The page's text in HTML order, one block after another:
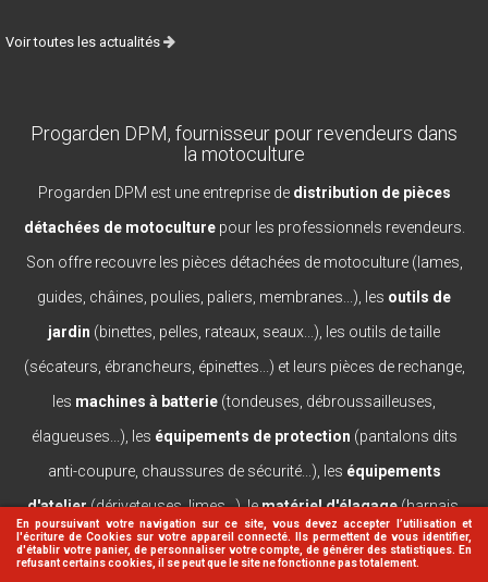
En poursuivant votre navigation sur ce site, vous devez accepter l’utilisation et
l'écriture de Cookies sur votre appareil connecté. Ils permettent de vous identifier,
d'établir votre panier, de personnaliser votre compte, de générer des statistiques. En
refusant certains cookies, il se peut que le site ne fonctionne pas totalement.
Voir toutes les actualités
Progarden DPM, fournisseur pour revendeurs dans
la motoculture
Progarden DPM est une entreprise de distribution de pièces
détachées de motoculturepour les professionnels revendeurs.
Son offre recouvre les pièces détachées de motoculture (lames,
guides, châines, poulies, paliers, membranes...), les outils de
jardin (binettes, pelles, rateaux, seaux...), les outils de taille
(sécateurs, ébrancheurs, épinettes...) et leurs pièces de rechange,
les machines à batterie (tondeuses, débroussailleuses,
élagueuses...), les équipements de protection (pantalons dits
anti-coupure, chaussures de sécurité...), les équipements
d'atelier(dériveteuses, limes...), lematériel d'élagage(harnais,
casques, lanceurs...).